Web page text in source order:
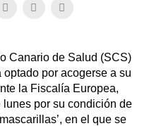
Canario de Salud (SCS)
por acogerse a su
la Fiscalía Europea,
por su condición de
en el que se